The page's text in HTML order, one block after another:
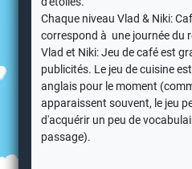
Chaque niveau Vlad & Niki:
correspond à une journée du
Vlad et Niki: Jeu de café est
publicités. Le jeu de cuisine
anglais pour le moment
apparaissent souvent, le jeu
d'acquérir un peu de
passage).